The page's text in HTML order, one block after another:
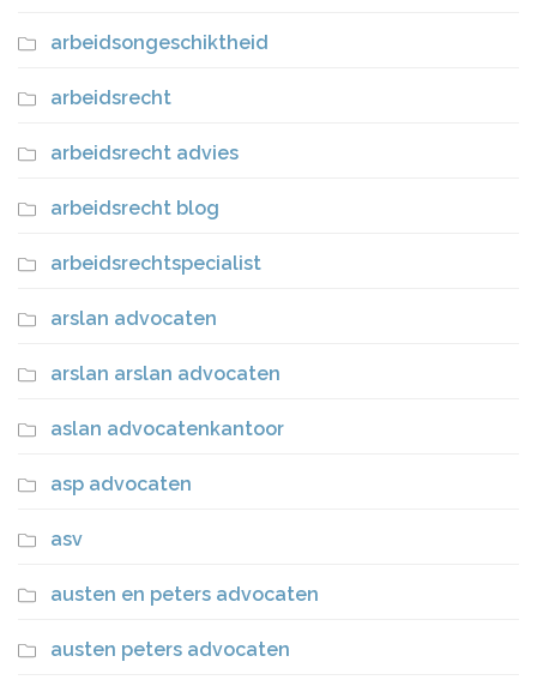
arbeidsongeschiktheid
arbeidsrecht
arbeidsrecht advies
arbeidsrecht blog
arbeidsrechtspecialist
arslan advocaten
arslan arslan advocaten
aslan advocatenkantoor
asp advocaten
asv
austen en peters advocaten
austen peters advocaten